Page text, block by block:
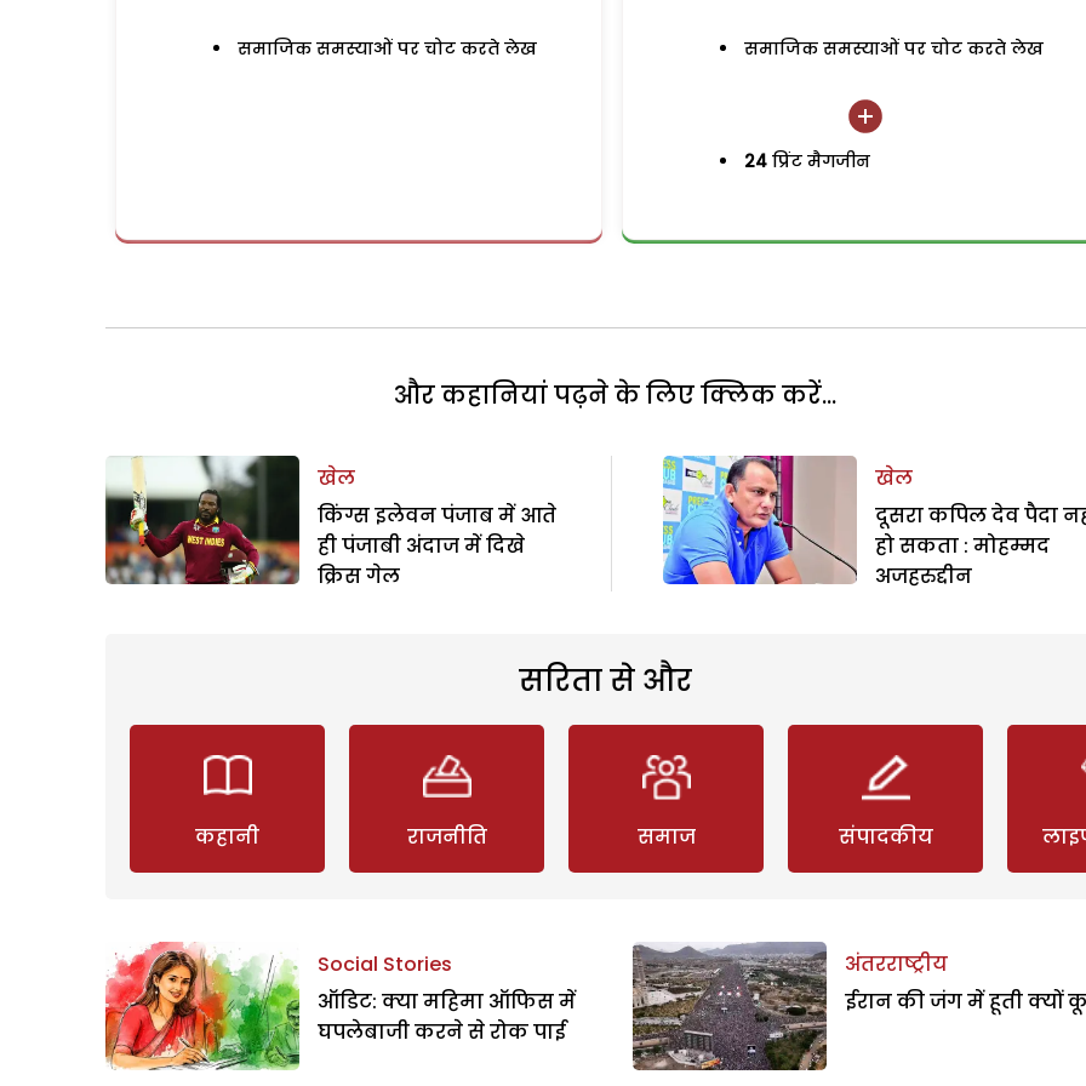
समाजिक समस्याओं पर चोट करते लेख समाजिक समस्याओं पर चोट करते लेख
24 प्रिंट मैगजीन
और कहानियां पढ़ने के लिए क्लिक करें...
खेल
किंग्स इलेवन पंजाब में आते
ही पंजाबी अंदाज में दिखे
क्रिस गेल
खेल
दूसरा कपिल देव पैदा
हो सकता : मोहम्मद
अजहरुद्दीन
सरिता से और
कहानी राजनीति समाज संपादकीय
Social Stories
ऑडिट: क्या महिमा ऑफिस में
घपलेबाजी करने से रोक पाई
अंतरराष्ट्रीय
ईरान की जंग में हूती क्यों